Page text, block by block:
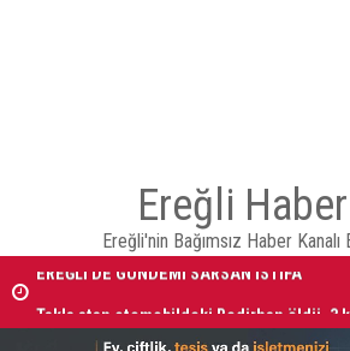
Ereğli
Ereğli'nin Bağımsız Haber
EREĞLİ'DE GÜNDEMİ SARSAN İSTİFA